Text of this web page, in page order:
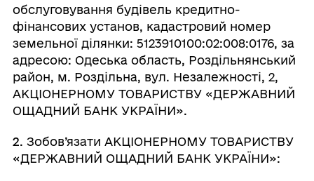
обслуговування будівель кредитно-
фінансових установ, кадастровий номер
земельної ділянки: 5123910100:02:008:0176, за
адресою: Одеська область, Роздільнянський
район, м. Роздільна, вул. Незалежності, 2,
АКЦІОНЕРНОМУ ТОВАРИСТВУ «ДЕРЖАВНИЙ
ОЩАДНИЙ БАНК УКРАЇНИ».
2. Зобов’язати АКЦІОНЕРНОМУ ТОВАРИСТВУ
«ДЕРЖАВНИЙ ОЩАДНИЙ БАНК УКРАЇНИ»: